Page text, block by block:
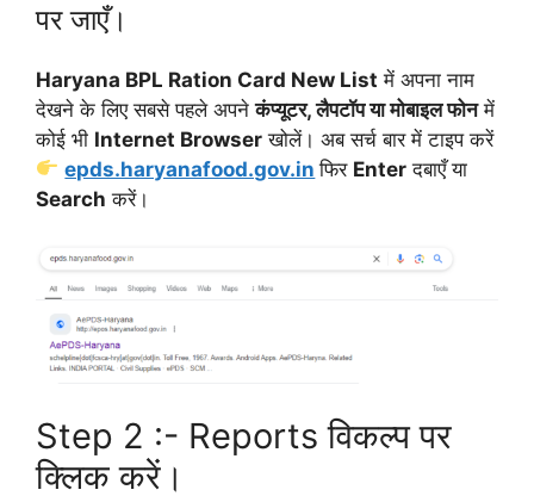
पर जाएँ।
Haryana BPL Ration Card New List में अपना नाम
देखने के लिए सबसे पहले अपनेकंप्यूटर, लैपटॉप या मोबाइल फोनमें
कोई भी Internet Browser खोलें। अब सर्च बार में टाइप करें
epds.haryanafood.gov.in फिर Enter दबाएँ या
Search करें।
Step 2 :- Reports विकल्प पर
क्लिक करें।